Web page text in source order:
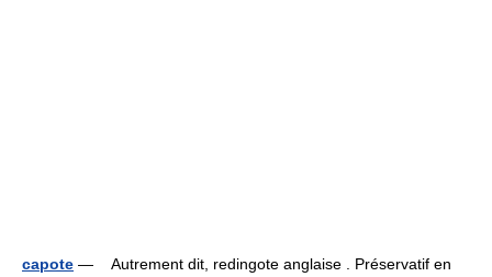
capote — Autrement dit, redingote anglaise . Préservatif en